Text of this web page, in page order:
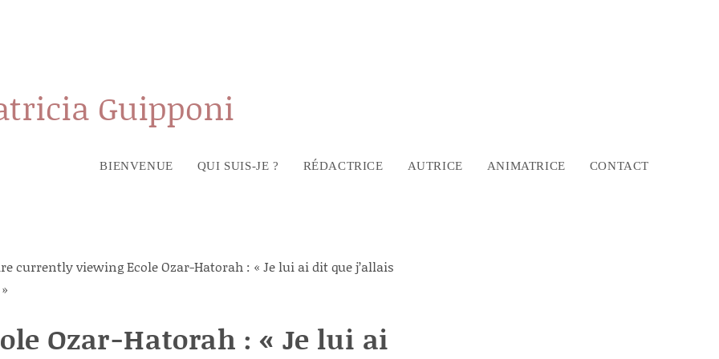
Guipponi
BIENVENUE QUI SUIS-JE ? RÉDACTRICE AUTRICE ANIMATRICE CONTACT
Ozar-Hatorah : « Je lui ai